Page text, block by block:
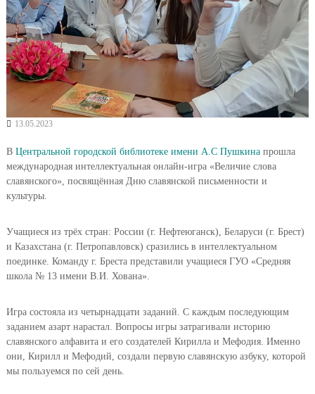
13.05.2023
ВЦентральной городской библиотеке имени А.С Пушкинапрошла
международная интеллектуальная онлайн-игра «Величие слова
славянского», посвящённая Дню славянской письменности и
культуры.
Учащиеся из трёх стран: России (г. Нефтеюганск), Беларуси (г. Брест)
и Казахстана (г. Петропавловск) сразились в интеллектуальном
поединке. Команду г. Бреста представили учащиеся ГУО «Средняя
школа № 13 имени В.И. Хована».
Игра состояла из четырнадцати заданий. С каждым последующим
заданием азарт нарастал. Вопросы игры затрагивали историю
славянского алфавита и его создателей Кирилла и Мефодия. Именно
они, Кирилл и Мефодий, создали первую славянскую азбуку, которой
мы пользуемся по сей день.